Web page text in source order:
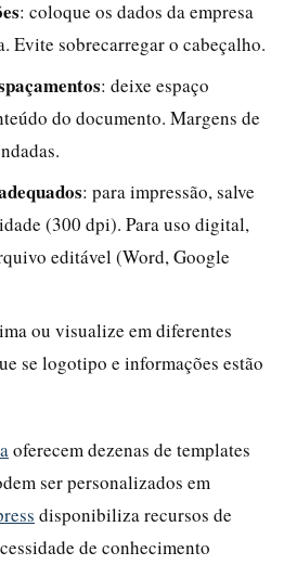
: coloque os dados da empresa
Evite sobrecarregar o cabeçalho.
: deixe espaço
do documento. Margens de
: para impressão, salve
(300 dpi). Para uso digital,
editável (Word, Google
ou visualize em diferentes
se logotipo e informações estão
oferecem dezenas de templates
ser personalizados em
disponibiliza recursos de
de conhecimento